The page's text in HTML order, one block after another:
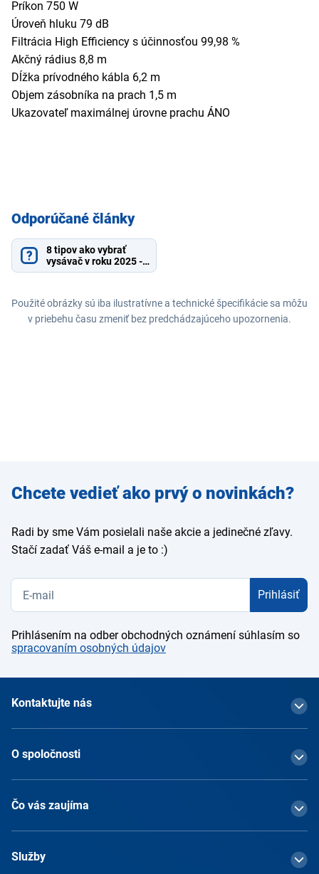
Príkon 750 W
Úroveň hluku 79 dB
Filtrácia High Efficiency s účinnosťou 99,98 %
Akčný rádius 8,8 m
Dĺžka prívodného kábla 6,2 m
Objem zásobníka na prach 1,5 m
Ukazovateľ maximálnej úrovne prachu ÁNO
Odporúčané články
8 tipov ako vybrať
vysávač v roku 2025 -
Vyberte si podľa ceny,
Použité obrázky sú iba ilustratívne a technické špecifikácie sa môžu
v priebehu času zmeniť bez predchádzajúceho upozornenia.
Zadajte
e-mail
Chcete vedieť ako prvý o novinkách?
Radi by sme Vám posielali naše akcie a jedinečné zľavy.
Stačí zadať Váš e-mail a je to :)
Prihlásiť
Prihlásením na odber obchodných oznámení súhlasím so
spracovaním osobných údajov
Kontaktujte nás
O spoločnosti
Čo vás zaujíma
Služby